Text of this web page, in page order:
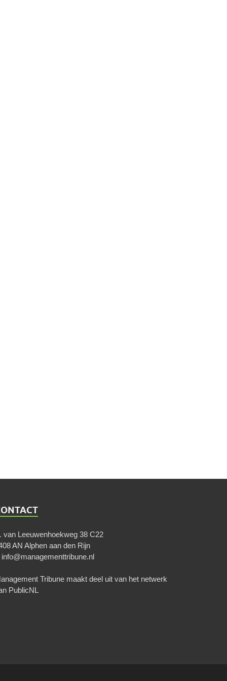
van Leeuwenhoekweg 38 C22
AN Alphen aan den Rijn
info@managementtribune.nl
Tribune maakt deel uit van het netwerk
PublicNL